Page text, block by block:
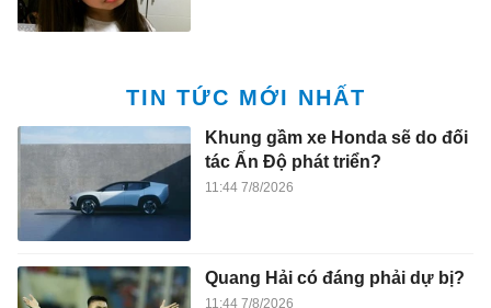
TIN TỨC MỚI NHẤT
Khung gầm xe Honda sẽ do đối
tác Ấn Độ phát triển?
11:44 7/8/2026
Quang Hải có đáng phải dự bị?
11:44 7/8/2026